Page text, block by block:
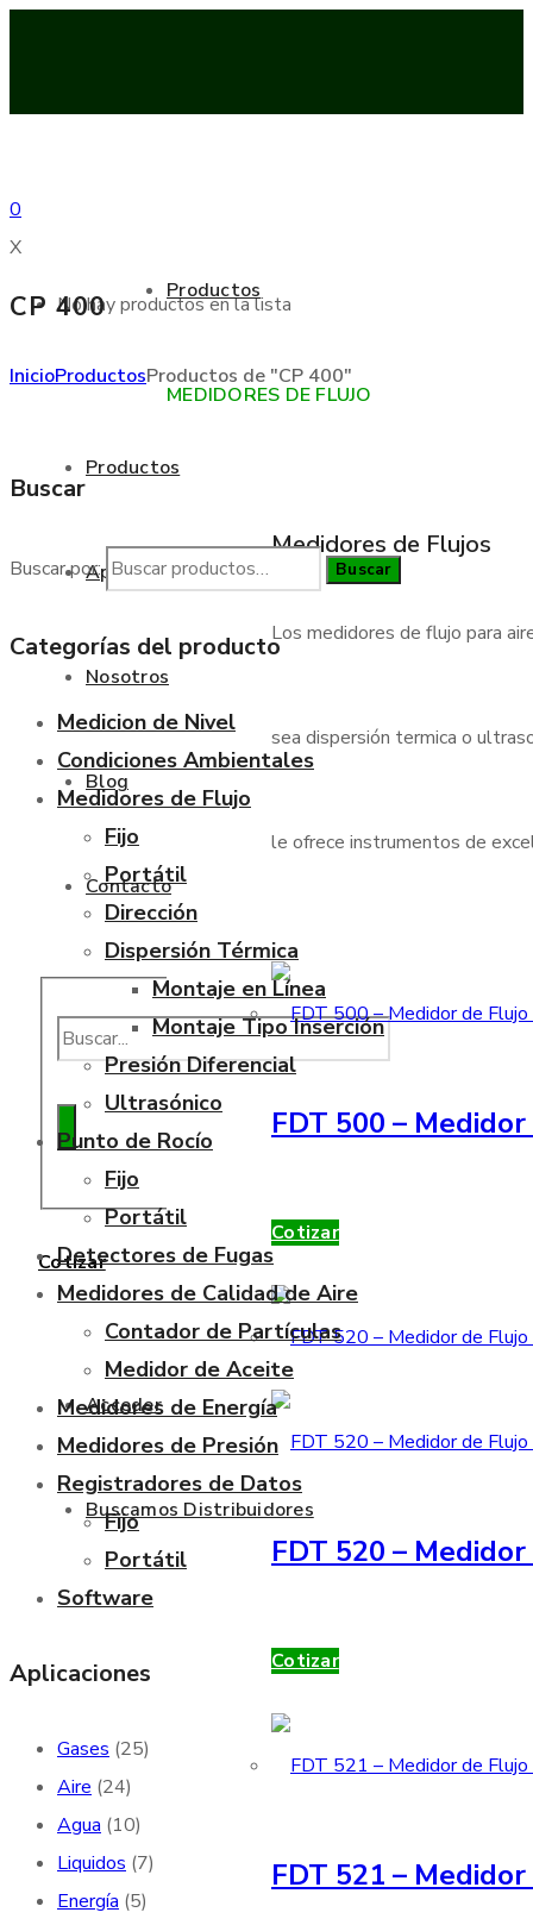
0
X
No hay productos en la lista
Productos
Aplicaciones
Nosotros
Blog
Contacto
Cotizar
Acceder
Buscamos Distribuidores
Productos
MEDIDORES DE FLUJO
Medidores de Flujos
Los medidores de flujo para
sea dispersión termica o
le ofrece instrumentos de
FDT 500 –
Cotizar
FDT 520 –
Cotizar
FDT 521 –
CP 400
InicioProductosProductos de "CP 400"
Buscar
Buscar por: Buscar
Categorías del producto
Medicion de Nivel
Condiciones Ambientales
Medidores de Flujo
Fijo
Portátil
Dirección
Dispersión Térmica
Montaje en Línea
Montaje Tipo Inserción
Presión Diferencial
Ultrasónico
Punto de Rocío
Fijo
Portátil
Detectores de Fugas
Medidores de Calidad de Aire
Contador de Partículas
Medidor de Aceite
Medidores de Energía
Medidores de Presión
Registradores de Datos
Fijo
Portátil
Software
Aplicaciones
Gases (25)
Aire (24)
Agua (10)
Liquidos (7)
Energía (5)